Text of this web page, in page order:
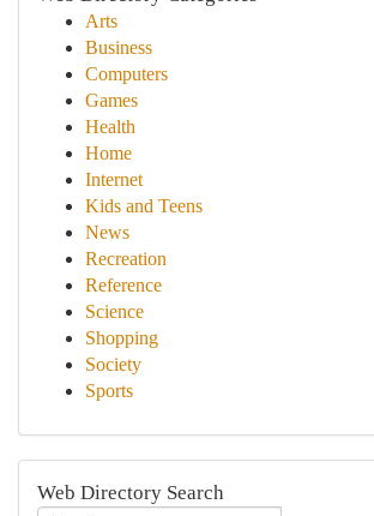
Arts
Business
Computers
Games
Health
Home
Internet
Kids and Teens
News
Recreation
Reference
Science
Shopping
Society
Sports
Web Directory Search